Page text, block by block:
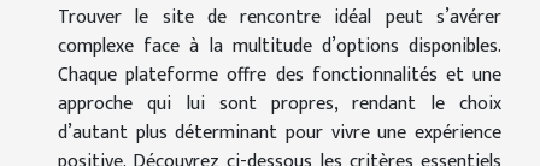
Trouver le site de rencontre idéal peut s’avérer
complexe face à la multitude d’options disponibles.
Chaque plateforme offre des fonctionnalités et une
approche qui lui sont propres, rendant le choix
d’autant plus déterminant pour vivre une expérience